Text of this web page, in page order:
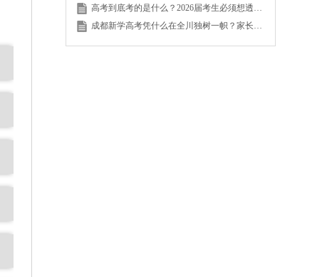
高考到底考的是什么？2026届考生必须想透的这个底层逻辑
成都新学高考凭什么在全川独树一帜？家长的真实选择说明一切